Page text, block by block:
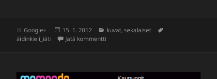
Google+ Julkaistu
15. 1. 2012 Kategoriat
kuvat,sekalaiset
äidinkieli_iäti
Jätä kommentti